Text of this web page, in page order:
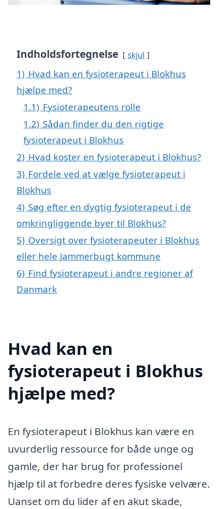
Indholdsfortegnelse skjul
1) Hvad kan en fysioterapeut i Blokhus
hjælpe med?
1.1) Fysioterapeutens rolle
1.2) Sådan finder du den rigtige
fysioterapeut i Blokhus
2) Hvad koster en fysioterapeut i Blokhus?
3) Fordele ved at vælge fysioterapeut i
Blokhus
4) Søg efter en dygtig fysioterapeut i de
omkringliggende byer til Blokhus?
5) Oversigt over fysioterapeuter i Blokhus
eller hele Jammerbugt kommune
6) Find fysioterapeut i andre regioner af
Danmark
Hvad kan en
fysioterapeut i Blokhus
hjælpe med?
En fysioterapeut i Blokhus kan være en
uvurderlig ressource for både unge og
gamle, der har brug for professionel
hjælp til at forbedre deres fysiske velvære.
Uanset om du lider af en akut skade,